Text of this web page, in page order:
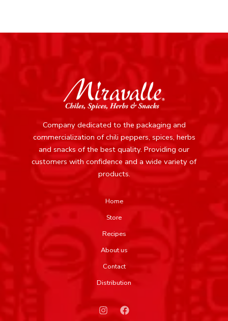
Company dedicated to the packaging and
commercialization of chili peppers, spices, herbs
and snacks of the best quality. Providing our
customers with confidence and a wide variety of
products.
Home
Store
Recipes
About us
Contact
Distribution